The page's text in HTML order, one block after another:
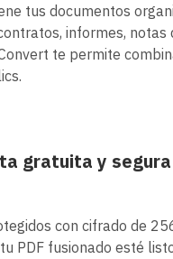
tus documentos
informes, notas
te permite
gratuita y
con cifrado de
PDF fusionado esté